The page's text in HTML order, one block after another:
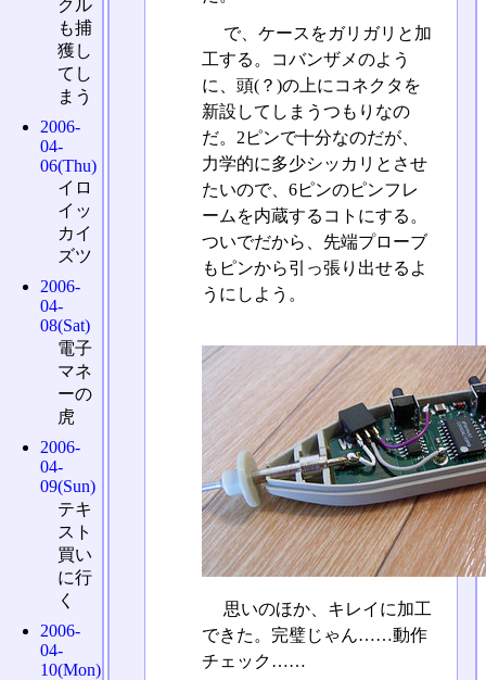
で、ケースをガリガリと加
工する。コバンザメのよう
に、頭(？)の上にコネクタを
新設してしまうつもりなの
だ。2ピンで十分なのだが、
力学的に多少シッカリとさせ
たいので、6ピンのピンフレ
ームを内蔵するコトにする。
ついでだから、先端プローブ
もピンから引っ張り出せるよ
うにしよう。
思いのほか、キレイに加工
できた。完璧じゃん……動作
チェック……
クル
も捕
獲し
てし
まう
2006-
04-
06(Thu)
イロ
イッ
カイ
ズツ
2006-
04-
08(Sat)
電子
マネ
ーの
虎
2006-
04-
09(Sun)
テキ
スト
買い
に行
く
2006-
04-
10(Mon)